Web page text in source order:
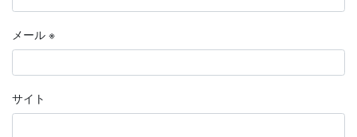
メール ※
サイト